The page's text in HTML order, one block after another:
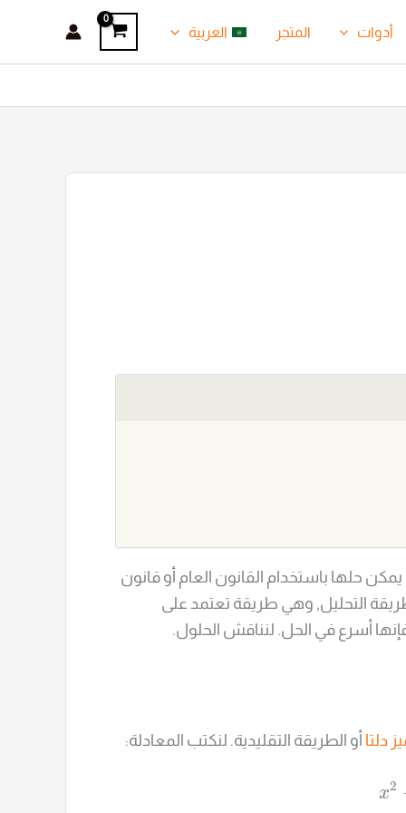
أدوات المتجر العربية
حلها باستخدام القانون العام أو قانون
التحليل, وهي طريقة تعتمد على
أسرع في الحل. لنناقش الحلول.
دلتا أو الطريقة التقليدية. لنكتب المعادلة:
x2